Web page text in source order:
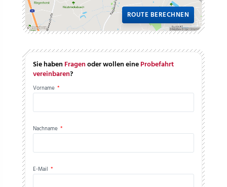
ROUTE BERECHNEN
Sie haben Fragenoder wollen eineProbefahrt
vereinbaren?
Vorname *
Nachname *
E-Mail *